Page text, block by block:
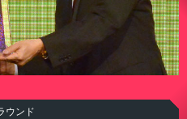
ウンド